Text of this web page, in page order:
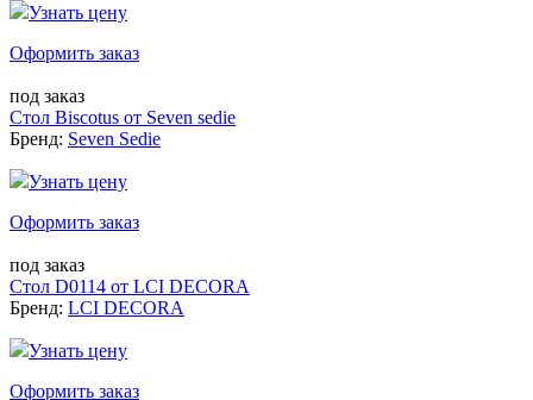
Узнать цену
Оформить заказ
под заказ
Стол Biscotus от Seven sedie
Бренд: Seven Sedie
Узнать цену
Оформить заказ
под заказ
Стол D0114 от LCI DECORA
Бренд: LCI DECORA
Узнать цену
Оформить заказ